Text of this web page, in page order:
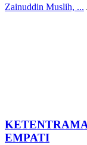
Zainuddin Muslih, ...
EMPATI